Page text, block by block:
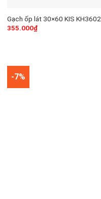
Gạch ốp lát 30×60 KIS KH3602
355.000₫
-7%